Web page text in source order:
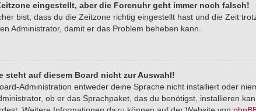
eingestellt, aber die Forenuhr geht immer noch falsch!
bist, dass du die Zeitzone richtig eingestellt hast und die Zeit
Administrator, damit er das Problem beheben kann.
steht auf diesem Board nicht zur Auswahl!
Administration entweder deine Sprache nicht installiert oder
ob er das Sprachpaket, das du benötigst, installieren